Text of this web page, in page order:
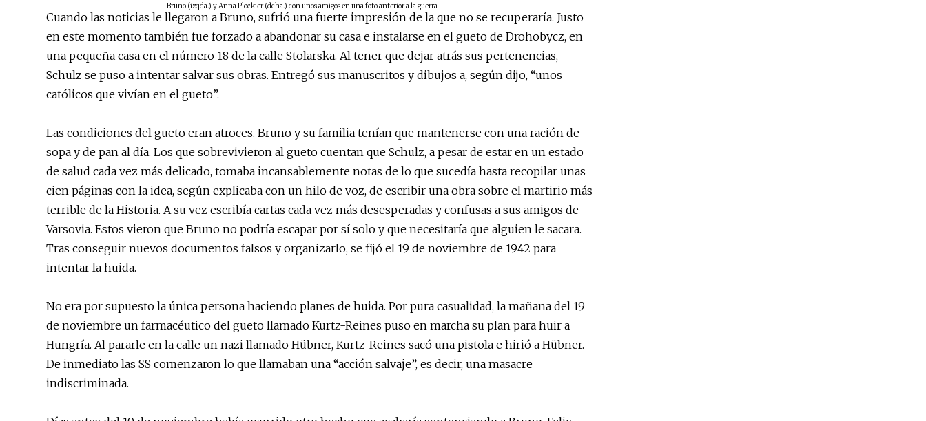
Bruno (izqda.) y Anna Plockier (dcha.) con unos amigos en una foto anterior a la guerra
Cuando las noticias le llegaron a Bruno, sufrió una fuerte impresión de la que no se recuperaría. Justo
en este momento también fue forzado a abandonar su casa e instalarse en el gueto de Drohobycz, en
una pequeña casa en el número 18 de la calle Stolarska. Al tener que dejar atrás sus pertenencias,
Schulz se puso a intentar salvar sus obras. Entregó sus manuscritos y dibujos a, según dijo, “unos
católicos que vivían en el gueto”.
Las condiciones del gueto eran atroces. Bruno y su familia tenían que mantenerse con una ración de
sopa y de pan al día. Los que sobrevivieron al gueto cuentan que Schulz, a pesar de estar en un estado
de salud cada vez más delicado, tomaba incansablemente notas de lo que sucedía hasta recopilar unas
cien páginas con la idea, según explicaba con un hilo de voz, de escribir una obra sobre el martirio más
terrible de la Historia. A su vez escribía cartas cada vez más desesperadas y confusas a sus amigos de
Varsovia. Estos vieron que Bruno no podría escapar por sí solo y que necesitaría que alguien le sacara.
Tras conseguir nuevos documentos falsos y organizarlo, se fijó el 19 de noviembre de 1942 para
intentar la huida.
No era por supuesto la única persona haciendo planes de huida. Por pura casualidad, la mañana del 19
de noviembre un farmacéutico del gueto llamado Kurtz-Reines puso en marcha su plan para huir a
Hungría. Al pararle en la calle un nazi llamado Hübner, Kurtz-Reines sacó una pistola e hirió a Hübner.
De inmediato las SS comenzaron lo que llamaban una “acción salvaje”, es decir, una masacre
indiscriminada.